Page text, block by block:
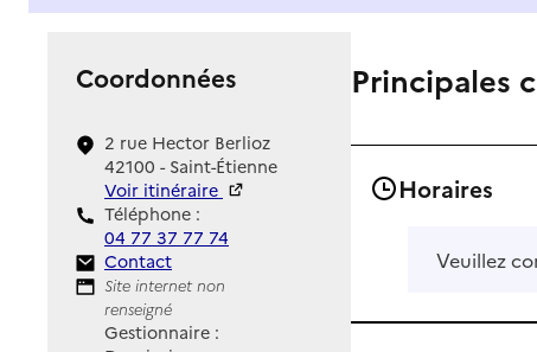
Coordonnées
2 rue Hector Berlioz
42100 - Saint-Étienne
Voir itinéraire
Téléphone :
04 77 37 77 74
Contact
Contact
Site Internet
Site internet non
renseigné
Gestionnaire :
Principales
Horaires
Veuillez